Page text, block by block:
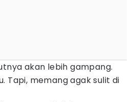
akan lebih gampang.
Tapi, memang agak sulit di